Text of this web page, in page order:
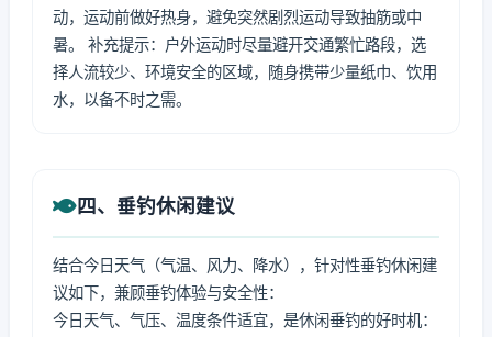
动，运动前做好热身，避免突然剧烈运动导致抽筋或中
暑。 补充提示：户外运动时尽量避开交通繁忙路段，选
择人流较少、环境安全的区域，随身携带少量纸巾、饮用
水，以备不时之需。
四、垂钓休闲建议
结合今日天气（气温、风力、降水），针对性垂钓休闲建
议如下，兼顾垂钓体验与安全性：
今日天气、气压、温度条件适宜，是休闲垂钓的好时机：